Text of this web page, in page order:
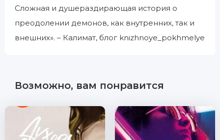
Сложная и душераздирающая история о
преодолении демонов, как внутренних, так и
внешних». – Калимат, блог knizhnoye_pokhmelye
Возможно, вам понравится